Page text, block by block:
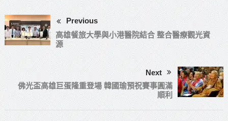
Previous
高雄餐旅大學與小港醫院結合 整合醫療觀光資
源
Next
佛光盃高雄巨蛋隆重登場 韓國瑜預祝賽事圓滿
順利